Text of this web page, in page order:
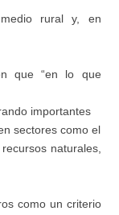
rural y, en
que “en lo que
importantes
sectores como el
naturales,
como un criterio